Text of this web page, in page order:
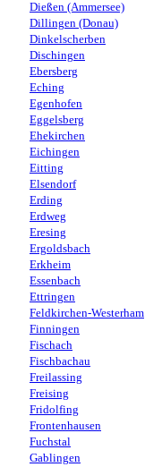
Dießen (Ammersee)
Dillingen (Donau)
Dinkelscherben
Dischingen
Ebersberg
Eching
Egenhofen
Eggelsberg
Ehekirchen
Eichingen
Eitting
Elsendorf
Erding
Erdweg
Eresing
Ergoldsbach
Erkheim
Essenbach
Ettringen
Feldkirchen-Westerham
Finningen
Fischach
Fischbachau
Freilassing
Freising
Fridolfing
Frontenhausen
Fuchstal
Gablingen